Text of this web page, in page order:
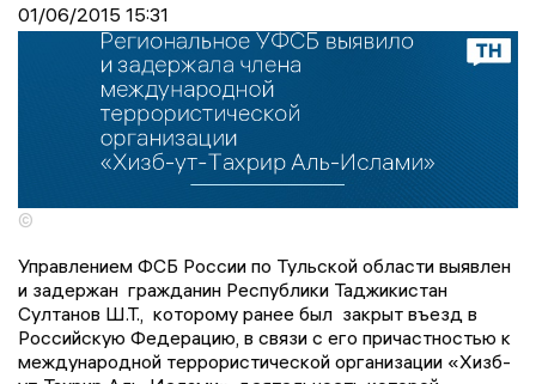
01/06/2015 15:31
©
Управлением ФСБ России по Тульской области выявлен
и задержан гражданин Республики Таджикистан
Султанов Ш.Т., которому ранее был закрыт въезд в
Российскую Федерацию, в связи с его причастностью к
международной террористической организации «Хизб-